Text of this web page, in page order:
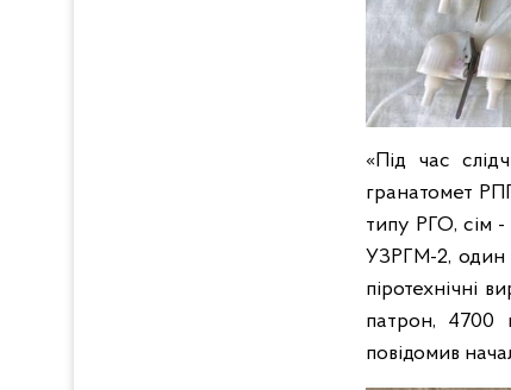
«Під час
гранатомет
типу РГО, сім -
УЗРГМ-2, один
піротехнічні
патрон, 4700
повідомив